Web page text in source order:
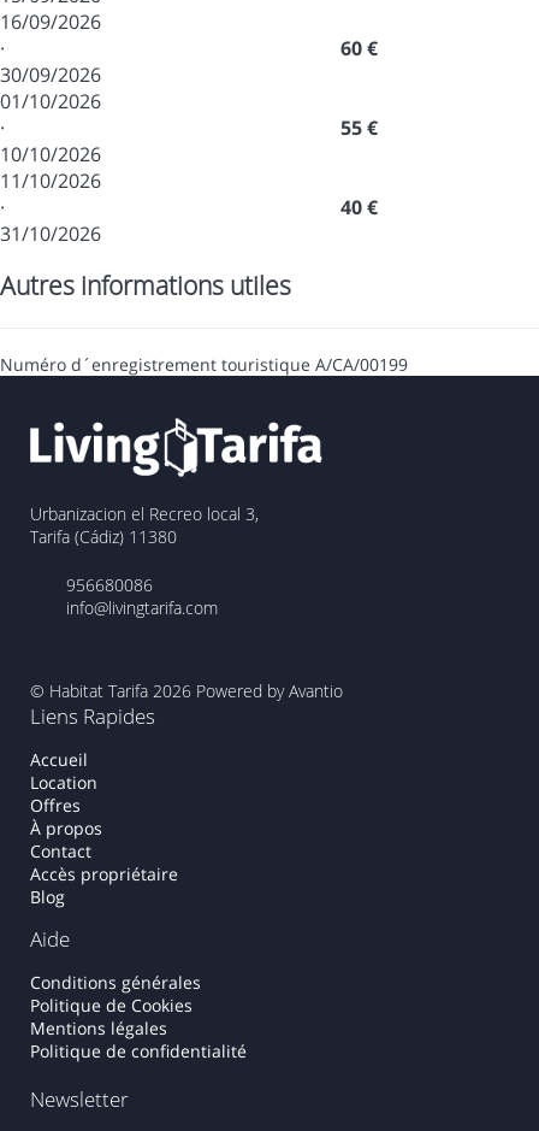
16/09/2026
·
30/09/2026
60 €
01/10/2026
·
10/10/2026
55 €
11/10/2026
·
31/10/2026
40 €
Autres informations utiles
Numéro d´enregistrement touristique A/CA/00199
Urbanizacion el Recreo local 3,
Tarifa (Cádiz) 11380
956680086
info@livingtarifa.com
© Habitat Tarifa 2026 Powered by Avantio
Liens Rapides
Accueil
Location
Offres
À propos
Contact
Accès propriétaire
Blog
Aide
Conditions générales
Politique de Cookies
Mentions légales
Politique de confidentialité
Newsletter